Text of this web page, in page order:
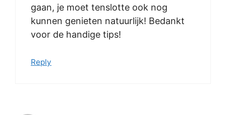
gaan, je moet tenslotte ook nog
kunnen genieten natuurlijk! Bedankt
voor de handige tips!
Reply